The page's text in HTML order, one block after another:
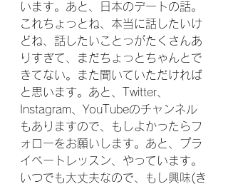
います。あと、日本のデートの話。
これちょっとね、本当に話したいけ
どね、話したいことっがたくさんあ
りすぎて、まだちょっとちゃんとで
きてない。また聞いていただければ
と思います。あと、Twitter、
Instagram、YouTubeのチャンネル
もありますので、もしよかったらフ
ォローをお願いします。あと、プラ
イベートレッスン、やっています。
いつでも大丈夫なので、もし興味(き